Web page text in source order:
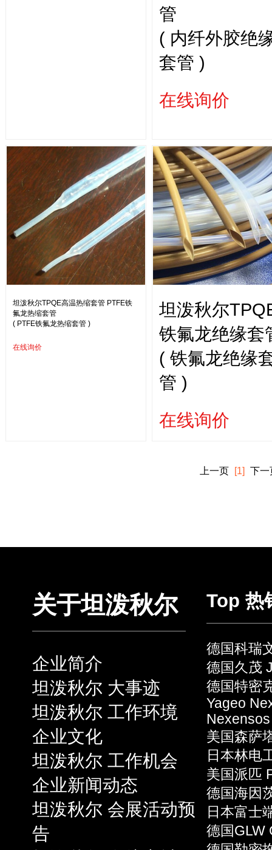
管
( 内纤外胶绝
套管 )
在线询价
坦泼秋尔TPQE高温热缩套管 PTFE铁
氟龙热缩套管
( PTFE铁氟龙热缩套管 )
在线询价
坦泼秋尔
铁氟龙绝缘套
( 铁氟龙绝缘
管 )
在线询价
上一页 [1] 下一
关于坦泼秋尔
企业简介
坦泼秋尔 大事迹
坦泼秋尔 工作环境
企业文化
坦泼秋尔 工作机会
企业新闻动态
坦泼秋尔 会展活动预
告
Top 热
德国科瑞
德国久茂
德国特密
Yageo
Nexensos
美国森萨
日本林电
美国派匹
德国海因
日本富士
德国GLW